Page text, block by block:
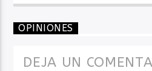
OPINIONES
DEJA UN